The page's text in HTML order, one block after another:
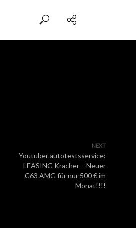
NEXT
Youtuber autotestsservice:
LEASING Kracher – Neuer
C63 AMG für nur 500 € im
Monat!!!!